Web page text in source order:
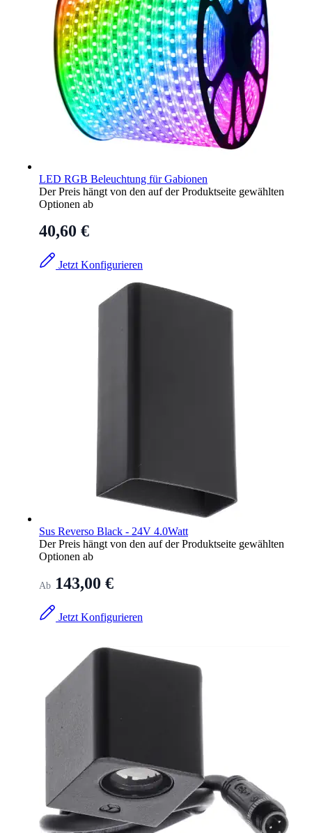
LED RGB Beleuchtung für Gabionen
Der Preis hängt von den auf der Produktseite gewählten
Optionen ab
40,60 €
Jetzt Konfigurieren
Sus Reverso Black - 24V 4.0Watt
Der Preis hängt von den auf der Produktseite gewählten
Optionen ab
Ab 143,00 €
Jetzt Konfigurieren